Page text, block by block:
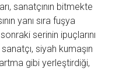
sanatçının bitmekte
yanı sıra fuşya
serinin ipuçlarını
siyah kumaşın
gibi yerleştirdiği,